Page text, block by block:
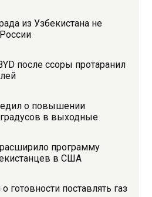
из Узбекистана не
после ссоры протаранил
о повышении
в выходные
программу
в США
готовности поставлять газ